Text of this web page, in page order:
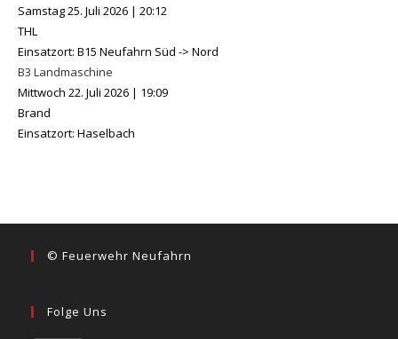
Samstag 25. Juli 2026 | 20:12
THL
Einsatzort: B15 Neufahrn Süd -> Nord
B3 Landmaschine
Mittwoch 22. Juli 2026 | 19:09
Brand
Einsatzort: Haselbach
© Feuerwehr Neufahrn
Folge Uns